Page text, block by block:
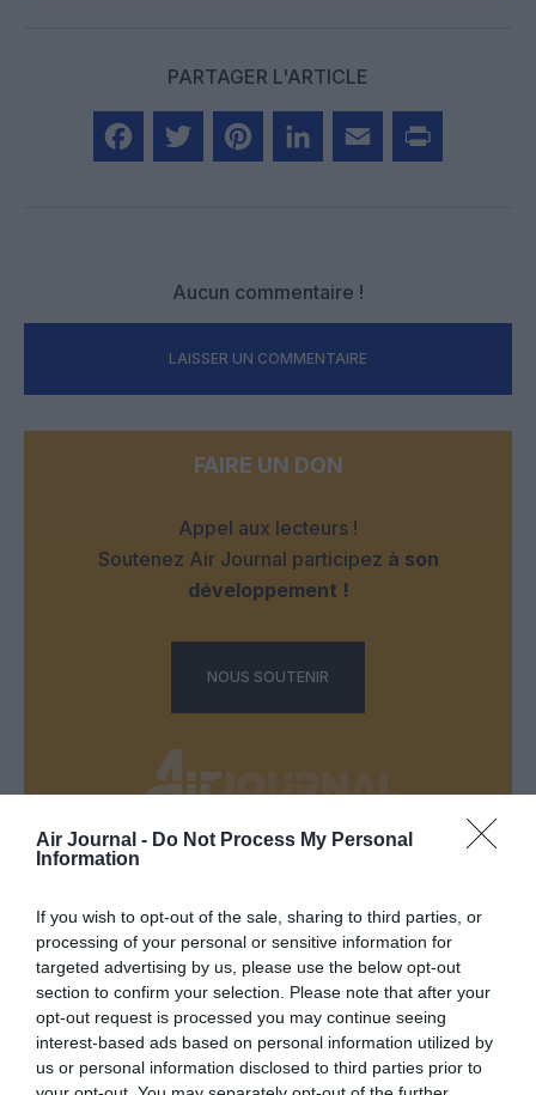
Air Journal - Do Not Process My Personal
Information
If you wish to opt-out of the sale, sharing to third parties, or
processing of your personal or sensitive information for
targeted advertising by us, please use the below opt-out
section to confirm your selection. Please note that after your
opt-out request is processed you may continue seeing
interest-based ads based on personal information utilized by
us or personal information disclosed to third parties prior to
PARTAGER L'ARTICLE
Aucun commentaire !
LAISSER UN COMMENTAIRE
FAIRE UN DON
Appel aux lecteurs !
Soutenez Air Journal participez à son
développement !
NOUS SOUTENIR
Kyle a commenté l'article :
SWISS : la rentabilité relance le débat sur son
autonomie au sein de Lufthansa Group